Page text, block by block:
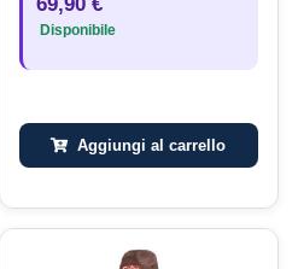
e blocca il sole.Un…
Disponibile
Aggiungi al carrello